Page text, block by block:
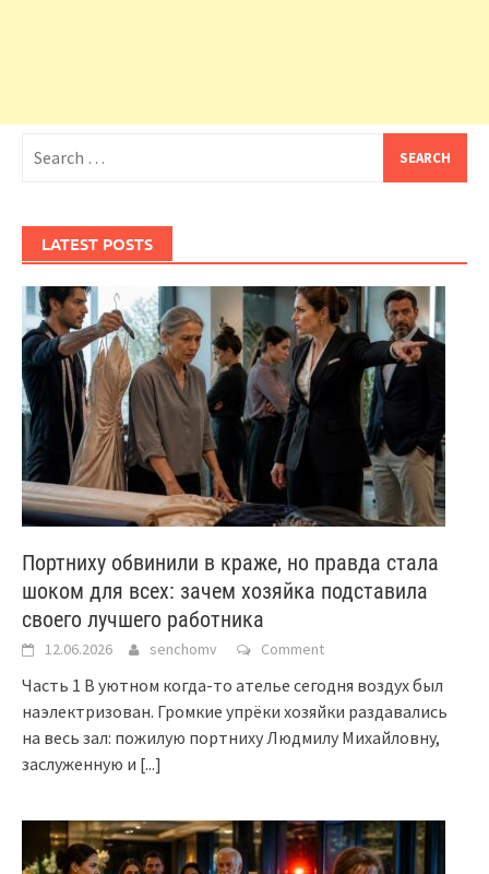
for:
LATEST POSTS
Портниху обвинили в краже, но правда стала
шоком для всех: зачем хозяйка подставила
своего лучшего работника
12.06.2026 senchomv Comment
Часть 1 В уютном когда-то ателье сегодня воздух был
наэлектризован. Громкие упрёки хозяйки раздавались
на весь зал: пожилую портниху Людмилу Михайловну,
заслуженную и [...]